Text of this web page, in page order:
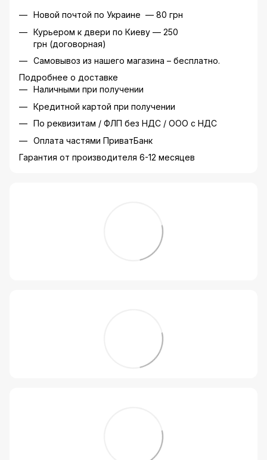
Новой почтой по Украине — 80 грн
Курьером к двери по Киеву — 250
грн (договорная)
Самовывоз из нашего магазина – бесплатно.
Подробнее о доставке
Наличными при получении
Кредитной картой при получении
По реквизитам / ФЛП без НДС / ООО с НДС
Оплата частями ПриватБанк
Гарантия от производителя 6-12 месяцев